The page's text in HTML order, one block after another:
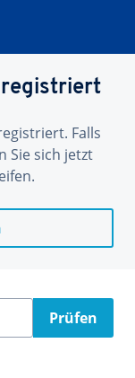
registriert
Falls
Sie sich jetzt
Prüfen